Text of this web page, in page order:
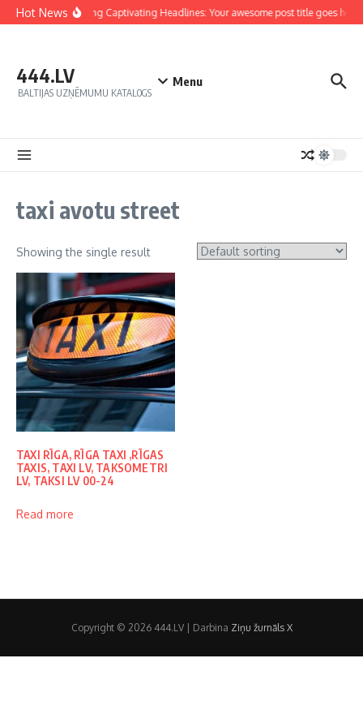
Hot NewsCrafting Captivating Headlines: Your awesome post title goes here
444.LV
BALTIJAS UZŅĒMUMU KATALOGS
Menu
taxi avotu street
Showing the single result
TAXI RĪGA, RĪGA TAXI ,RĪGAS
TAXIS, TAXI LV, TAKSOMETRI
LV, TAKSI LV 00-24
Read more
Copyright © 2026 444.LV | Darbina Ziņu žurnāls X